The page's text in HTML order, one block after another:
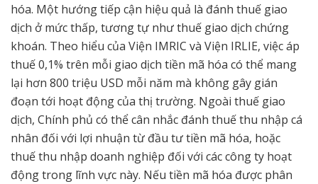
hóa. Một hướng tiếp cận hiệu quả là đánh thuế giao
dịch ở mức thấp, tương tự như thuế giao dịch chứng
khoán. Theo hiểu của Viện IMRIC và Viện IRLIE, việc áp
thuế 0,1% trên mỗi giao dịch tiền mã hóa có thể mang
lại hơn 800 triệu USD mỗi năm mà không gây gián
đoạn tới hoạt động của thị trường. Ngoài thuế giao
dịch, Chính phủ có thể cân nhắc đánh thuế thu nhập cá
nhân đối với lợi nhuận từ đầu tư tiền mã hóa, hoặc
thuế thu nhập doanh nghiệp đối với các công ty hoạt
động trong lĩnh vực này. Nếu tiền mã hóa được phân